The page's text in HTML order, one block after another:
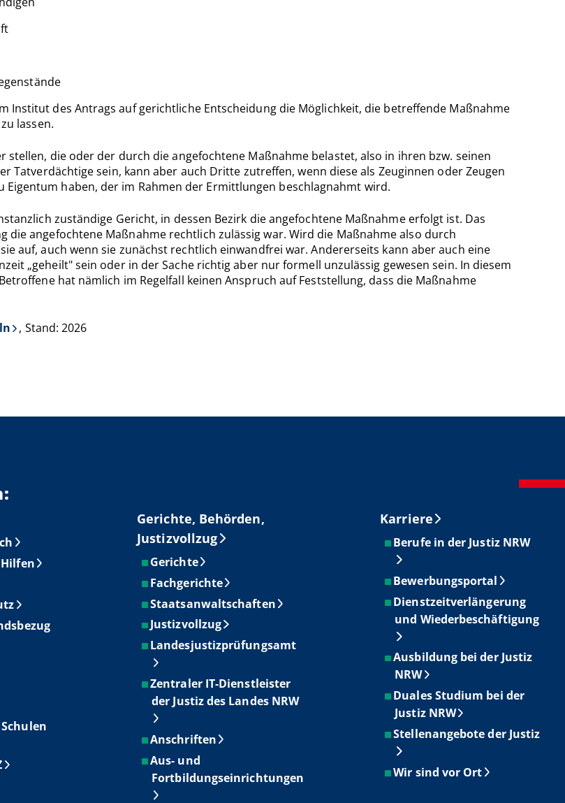
Institut des Antrags auf gerichtliche Entscheidung die Möglichkeit, die betreffende Maßnahme
lassen.
die oder der durch die angefochtene Maßnahme belastet, also in ihren bzw. seinen
Tatverdächtige sein, kann aber auch Dritte zutreffen, wenn diese als Zeuginnen oder Zeugen
haben, der im Rahmen der Ermittlungen beschlagnahmt wird.
zuständige Gericht, in dessen Bezirk die angefochtene Maßnahme erfolgt ist. Das
angefochtene Maßnahme rechtlich zulässig war. Wird die Maßnahme also durch
auf, auch wenn sie zunächst rechtlich einwandfrei war. Andererseits kann aber auch eine
„geheilt" sein oder in der Sache richtig aber nur formell unzulässig gewesen sein. In diesem
hat nämlich im Regelfall keinen Anspruch auf Feststellung, dass die Maßnahme
, Stand: 2026
Gerichte, Behörden,
Justizvollzug
Gerichte
Fachgerichte
Staatsanwaltschaften
Justizvollzug
Landesjustizprüfungsamt
Zentraler IT-Dienstleister
der Justiz des Landes NRW
Anschriften
Aus- und
Fortbildungseinrichtungen
Karriere
Berufe in der Justiz NRW
Bewerbungsportal
Dienstzeitverlängerung
und Wiederbeschäftigung
Ausbildung bei der Justiz
NRW
Duales Studium bei der
Justiz NRW
Stellenangebote der Justiz
Wir sind vor Ort